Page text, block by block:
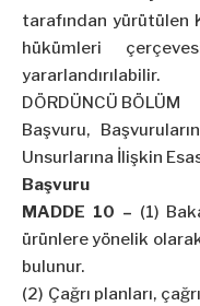
tarafından yürütülen
hükümleri
yararlandırılabilir.
DÖRDÜNCÜ BÖLÜM
Başvuru,
Unsurlarına İlişkin
Başvuru
MADDE 10 – (1)
ürünlere yönelik
bulunur.
(2) Çağrı planları,